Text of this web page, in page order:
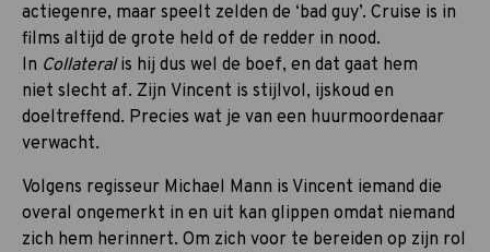
actiegenre, maar speelt zelden de ‘bad guy’. Cruise is in
films altijd de grote held of de redder in nood.
In Collateralis hij dus wel de boef, en dat gaat hem
niet slecht af. Zijn Vincent is stijlvol, ijskoud en
doeltreffend. Precies wat je van een huurmoordenaar
verwacht.
Volgens regisseur Michael Mann is Vincent iemand die
overal ongemerkt in en uit kan glippen omdat niemand
zich hem herinnert. Om zich voor te bereiden op zijn rol